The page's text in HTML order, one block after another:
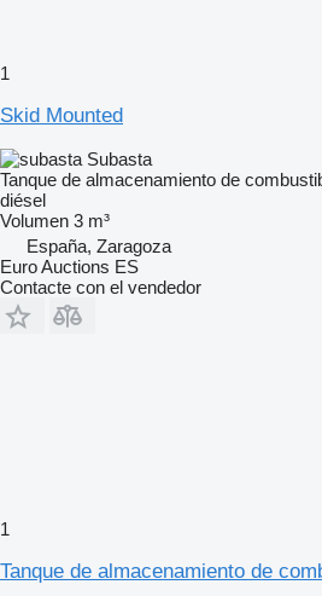
1
Skid Mounted
Subasta
Tanque de almacenamiento de
diésel
Volumen 3 m³
España, Zaragoza
Euro Auctions ES
Contacte con el vendedor
1
Tanque de almacenamiento de